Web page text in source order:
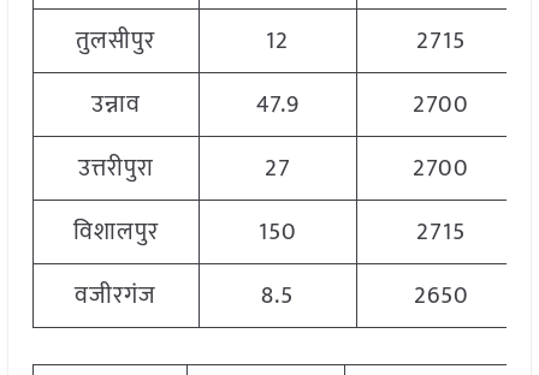
तुलसीपुर
12
2715
उन्नाव
47.9
2700
उत्तरीपुरा
27
2700
विशालपुर
150
2715
वजीरगंज
8.5 2650